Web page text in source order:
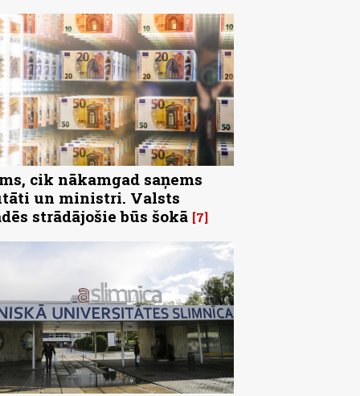
cik nākamgad saņems
un ministri. Valsts
strādājošie būs šokā 7